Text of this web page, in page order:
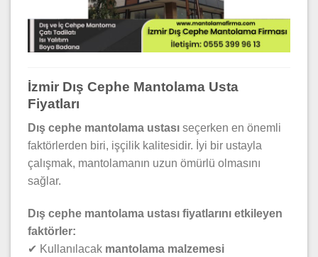
İzmir Dış Cephe Mantolama Usta
Fiyatları
Dış cephe mantolama ustası seçerken en önemli
faktörlerden biri, işçilik kalitesidir. İyi bir ustayla
çalışmak, mantolamanın uzun ömürlü olmasını
sağlar.
Dış cephe mantolama ustası fiyatlarını etkileyen
faktörler:
✔ Kullanılacak mantolama malzemesi